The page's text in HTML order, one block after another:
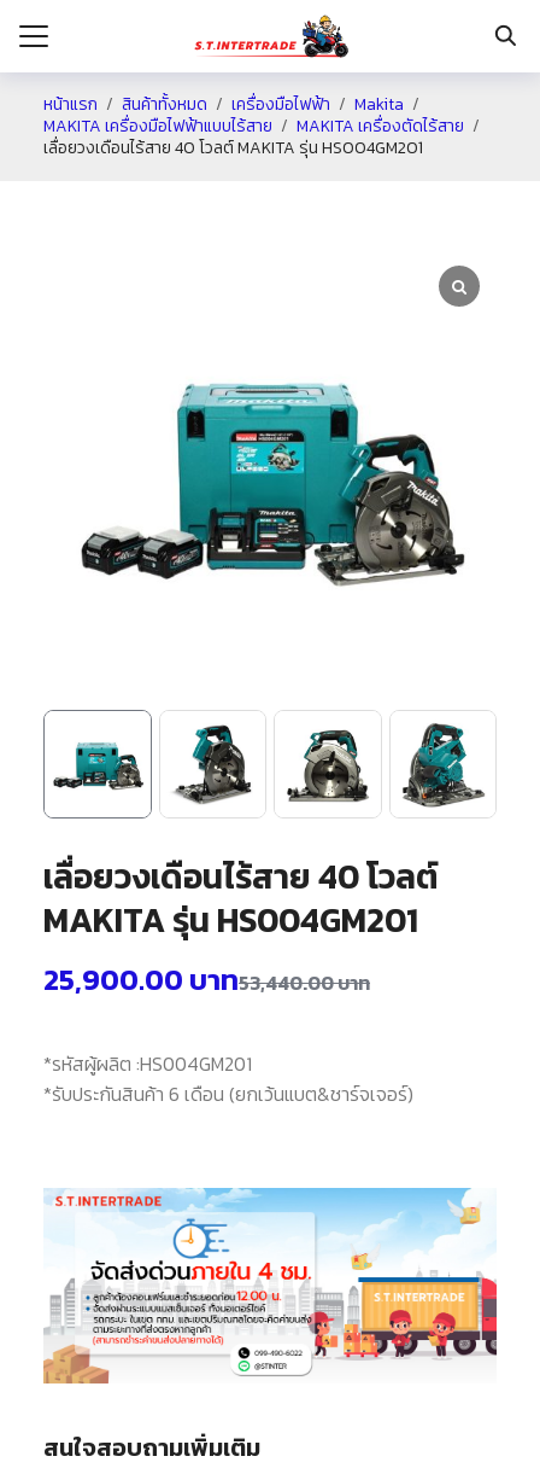
หน้าแรก สินค้าทั้งหมด เครื่องมือไฟฟ้า
Makita
MAKITA เครื่องมือไฟฟ้าแบบไร้สาย
MAKITA เครื่องตัดไร้สาย
เลื่อยวงเดือนไร้สาย 40 โวลต์ MAKITA รุ่น HS004GM201
เลื่อยวงเดือนไร้สาย 40 โวลต์
MAKITA รุ่น HS004GM201
53,440.00บาท
25,900.00 บาท
*รหัสผู้ผลิต :HS004GM201
*รับประกันสินค้า 6 เดือน (ยกเว้นแบต&ชาร์จเจอร์)
สนใจสอบถามเพิ่มเติม